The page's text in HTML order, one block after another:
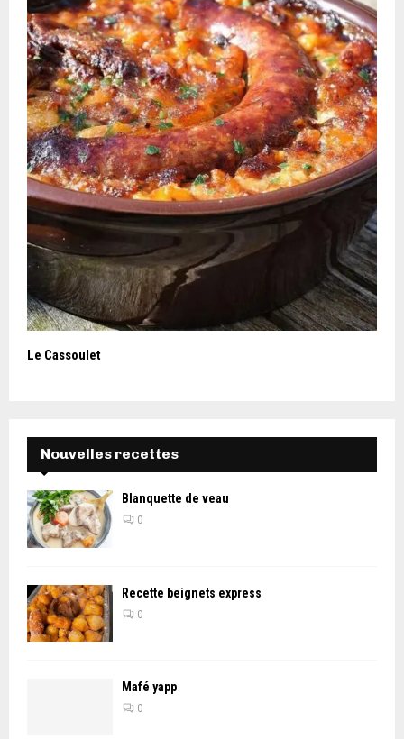
Le Cassoulet
Nouvelles recettes
Blanquette de veau
0
Recette beignets express
0
Mafé yapp
0